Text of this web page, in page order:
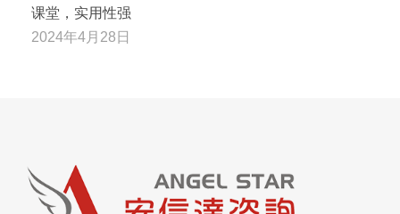
课堂，实用性强
2024年4月28日